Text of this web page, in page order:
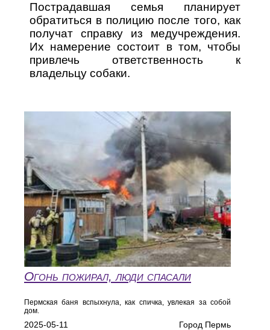
Пострадавшая семья планирует
обратиться в полицию после того, как
получат справку из медучреждения.
Их намерение состоит в том, чтобы
привлечь ответственность к
владельцу собаки.
Огонь пожирал, люди спасали
Пермская баня вспыхнула, как спичка, увлекая за собой
дом.
2025-05-11 Город Пермь